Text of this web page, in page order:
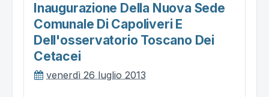
Inaugurazione Della Nuova Sede
Comunale Di Capoliveri E
Dell'osservatorio Toscano Dei
Cetacei
venerdì 26 luglio 2013